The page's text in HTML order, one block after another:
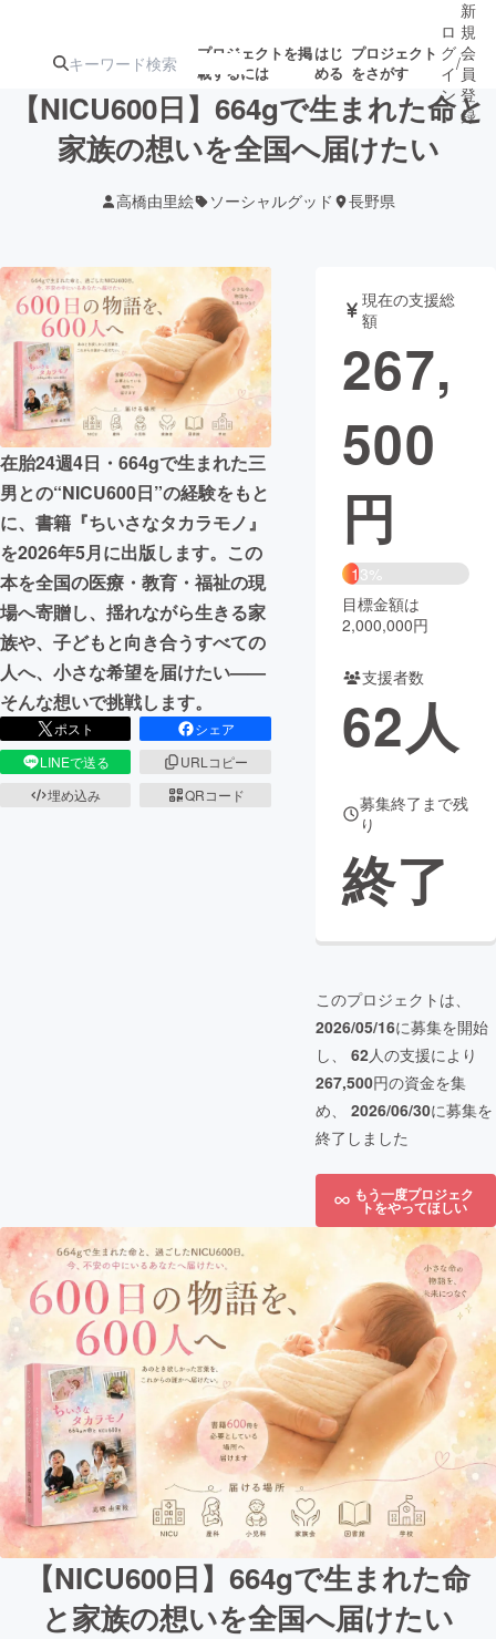
プロジェクトを掲
載するには
はじ
める
プロジェクト
をさがす
注目のリ
ターン
ジェクト
ロジェクト
アート・写真 音楽
テクノロジー・ガジェット ゲーム・サ
映像・映画
ビジネス・起業
まちづくり・地域活性化
CAMPFIRE for Social Good
CAMPFIRE Creation
CAMPFIREふるさと納税machi-ya コミュニティ
ロ
グ
イ
ン
/
新
規
会
員
登
録
【NICU600日】664gで生まれた命と
家族の想いを全国へ届けたい
高橋由里絵 ソーシャルグッド 長野県
在胎24週4日・664gで生まれた三
男との“NICU600日”の経験をもと
に、書籍『ちいさなタカラモノ』
を2026年5月に出版します。この
本を全国の医療・教育・福祉の現
場へ寄贈し、揺れながら生きる家
族や、子どもと向き合うすべての
人へ、小さな希望を届けたい——
そんな想いで挑戦します。
ポスト
シェア
LINEで送る
URLコピー
埋め込み
QRコード
現在の支援総
額
267,
500
円
13%
目標金額は
2,000,000円
支援者数
62人
募集終了まで残
り
終了
このプロジェクトは、
2026/05/16に募集を開始
し、 62人の支援により
267,500円の資金を集
め、 2026/06/30に募集を
終了しました
もう一度プロジェク
トをやってほしい
【NICU600日】664gで生まれた命
と家族の想いを全国へ届けたい